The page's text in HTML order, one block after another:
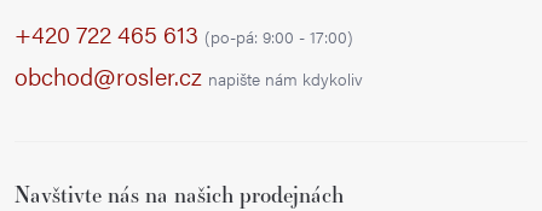
+420 722 465 613 (po-pá: 9:00 - 17:00)
obchod@rosler.cz napište nám kdykoliv
Navštivte nás na našich prodejnách